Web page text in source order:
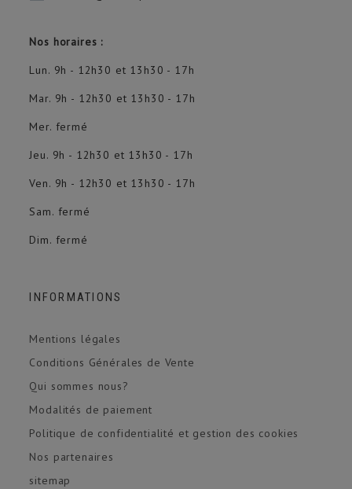
Nos horaires :
Lun. 9h - 12h30 et 13h30 - 17h
Mar. 9h - 12h30 et 13h30 - 17h
Mer. fermé
Jeu. 9h - 12h30 et 13h30 - 17h
Ven. 9h - 12h30 et 13h30 - 17h
Sam. fermé
Dim. fermé
INFORMATIONS
Mentions légales
Conditions Générales de Vente
Qui sommes nous?
Modalités de paiement
Politique de confidentialité et gestion des cookies
Nos partenaires
sitemap